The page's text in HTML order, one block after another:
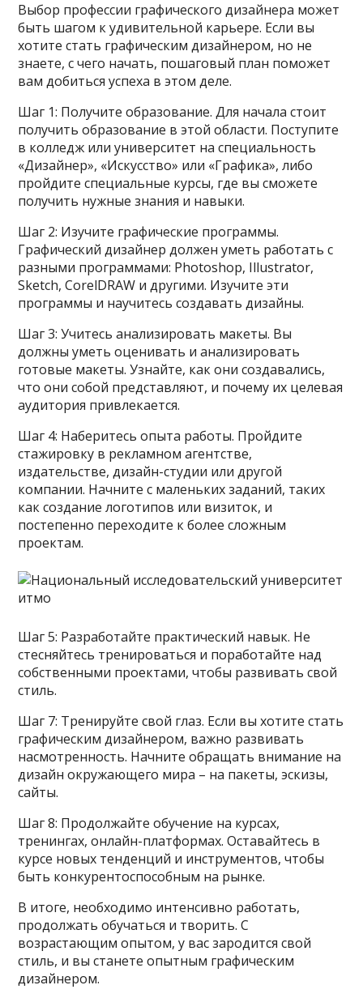
Выбор профессии графического дизайнера может
быть шагом к удивительной карьере. Если вы
хотите стать графическим дизайнером, но не
знаете, с чего начать, пошаговый план поможет
вам добиться успеха в этом деле.
Шаг 1: Получите образование. Для начала стоит
получить образование в этой области. Поступите
в колледж или университет на специальность
«Дизайнер», «Искусство» или «Графика», либо
пройдите специальные курсы, где вы сможете
получить нужные знания и навыки.
Шаг 2: Изучите графические программы.
Графический дизайнер должен уметь работать с
разными программами: Photoshop, Illustrator,
Sketch, CorelDRAW и другими. Изучите эти
программы и научитесь создавать дизайны.
Шаг 3: Учитесь анализировать макеты. Вы
должны уметь оценивать и анализировать
готовые макеты. Узнайте, как они создавались,
что они собой представляют, и почему их целевая
аудитория привлекается.
Шаг 4: Наберитесь опыта работы. Пройдите
стажировку в рекламном агентстве,
издательстве, дизайн-студии или другой
компании. Начните с маленьких заданий, таких
как создание логотипов или визиток, и
постепенно переходите к более сложным
проектам.
Шаг 5: Разработайте практический навык. Не
стесняйтесь тренироваться и поработайте над
собственными проектами, чтобы развивать свой
стиль.
Шаг 7: Тренируйте свой глаз. Если вы хотите стать
графическим дизайнером, важно развивать
насмотренность. Начните обращать внимание на
дизайн окружающего мира – на пакеты, эскизы,
сайты.
Шаг 8: Продолжайте обучение на курсах,
тренингах, онлайн-платформах. Оставайтесь в
курсе новых тенденций и инструментов, чтобы
быть конкурентоспособным на рынке.
В итоге, необходимо интенсивно работать,
продолжать обучаться и творить. С
возрастающим опытом, у вас зародится свой
стиль, и вы станете опытным графическим
дизайнером.